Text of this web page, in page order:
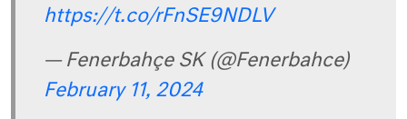
https://t.co/rFnSE9NDLV
— Fenerbahçe SK (@Fenerbahce)
February 11, 2024